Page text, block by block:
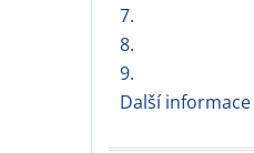
7.
8.
9.
Další informace